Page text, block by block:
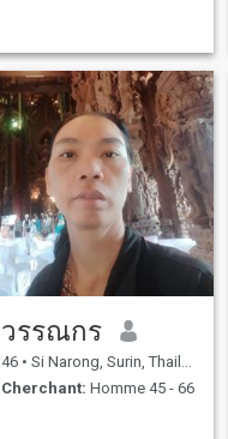
วรรณกร
46 • Si Narong, Surin, Thailande
Cherchant: Homme 45 - 66